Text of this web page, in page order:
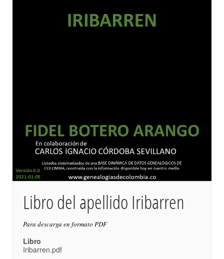
Libro del apellido Iribarren
Para descarga en formato PDF
Libro
Iribarren.pdf